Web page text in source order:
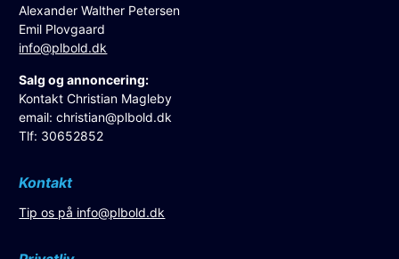
Alexander Walther Petersen
Emil Plovgaard
info@plbold.dk
Salg og annoncering:
Kontakt Christian Magleby
email:christian@plbold.dk
Tlf: 30652852
Kontakt
Tip os på info@plbold.dk